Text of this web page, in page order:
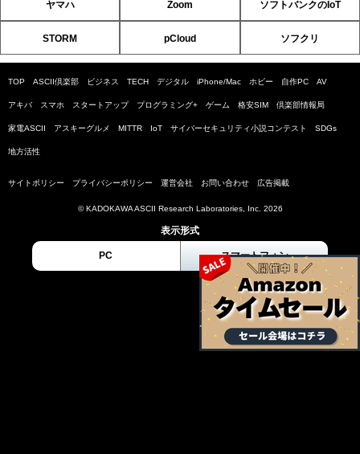
ヤマハ Zoom ソフトバンクのIoT
STORM pCloud ソフクリ
TOP ASCII倶楽部 ビジネス TECH デジタル iPhone/Mac ホビー 自作PC AV
アキバ スマホ スタートアップ プログラミング+ ゲーム 格安SIM 倶楽部情報局
家電ASCII アスキーグルメ MITTR IoT サイバーセキュリティ小説コンテスト SDGs
地方活性
サイトポリシー プライバシーポリシー 運営会社 お問い合わせ 広告掲載
© KADOKAWA ASCII Research Laboratories, Inc. 2026
表示形式
PC スマートフォン